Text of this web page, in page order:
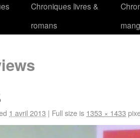
Chroniques livres &
romans
1 avril 2013 | Full size is 1353 × 1433